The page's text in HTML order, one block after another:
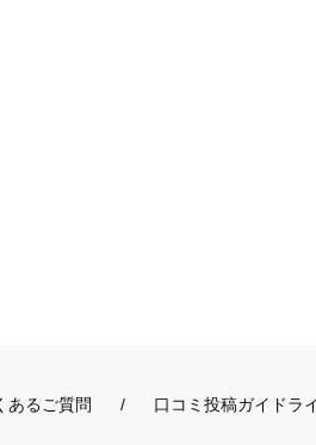
あるご質問 口コミ投稿ガイドラ